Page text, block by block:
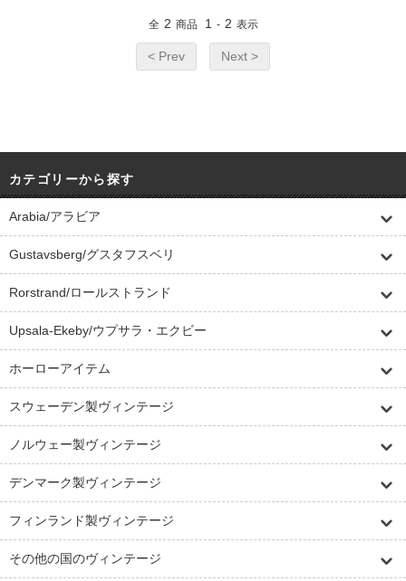
全 2 商品 1 - 2 表示
< Prev Next >
カテゴリーから探す
Arabia/アラビア
Gustavsberg/グスタフスベリ
Rorstrand/ロールストランド
Upsala-Ekeby/ウプサラ・エクビー
ホーローアイテム
スウェーデン製ヴィンテージ
ノルウェー製ヴィンテージ
デンマーク製ヴィンテージ
フィンランド製ヴィンテージ
その他の国のヴィンテージ